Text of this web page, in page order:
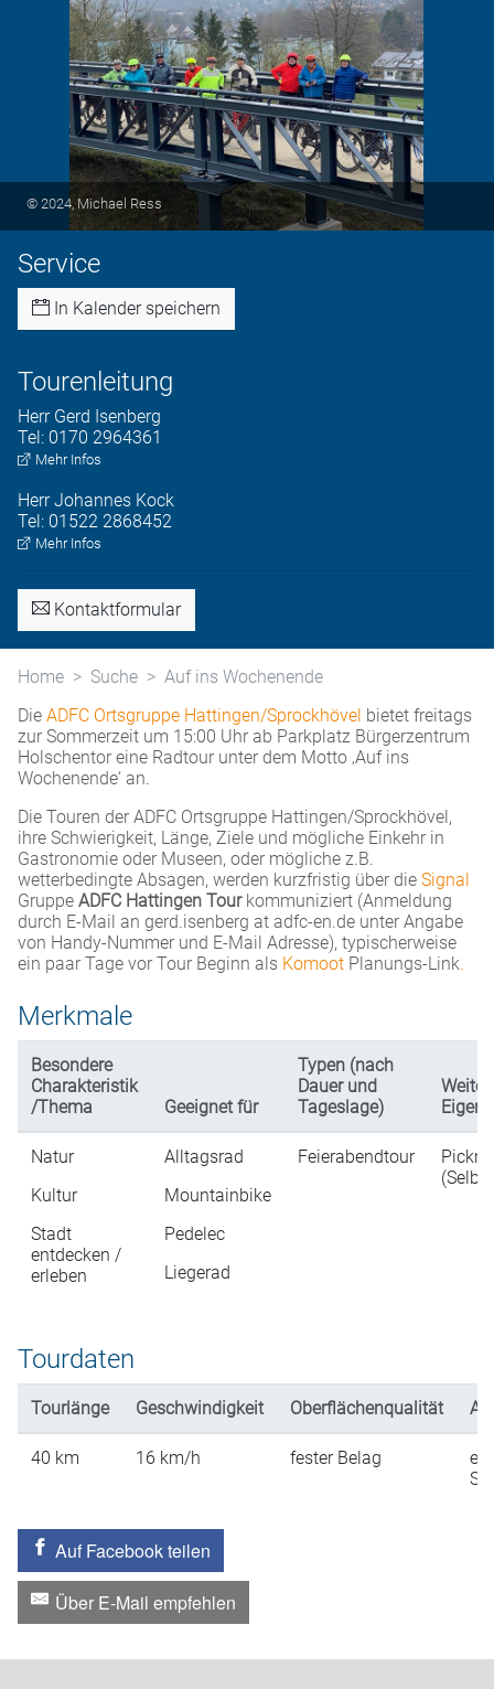
© 2024, Michael Ress
Service
In Kalender speichern
Tourenleitung
Herr Gerd Isenberg
Tel: 0170 2964361
Mehr Infos
Herr Johannes Kock
Tel: 01522 2868452
Mehr Infos
Kontaktformular
Home Suche
Auf ins Wochenende
Die ADFC Ortsgruppe Hattingen/Sprockhövel bietet freitags
zur Sommerzeit um 15:00 Uhr ab Parkplatz Bürgerzentrum
Holschentor eine Radtour unter dem Motto ‚Auf ins
Wochenende‘ an.
Die Touren der ADFC Ortsgruppe Hattingen/Sprockhövel,
ihre Schwierigkeit, Länge, Ziele und mögliche Einkehr in
Gastronomie oder Museen, oder mögliche z.B.
wetterbedingte Absagen, werden kurzfristig über die Signal
Gruppe ADFC Hattingen Tourkommuniziert (Anmeldung
durch E-Mail an gerd.isenberg at adfc-en.de unter Angabe
von Handy-Nummer und E-Mail Adresse), typischerweise
ein paar Tage vor Tour Beginn als Komoot Planungs-Link.
Merkmale
Besondere
Charakteristik
/Thema
Geeignet für
Typen (nach
Dauer und
Tageslage)
Natur
Kultur
Stadt
entdecken /
erleben
Alltagsrad
Mountainbike
Pedelec
Liegerad
Feierabendtour
Tourdaten
Tourlänge Geschwindigkeit Oberflächenqualität
40 km 16 km/h fester Belag
Auf Facebook teilen
Über E-Mail empfehlen